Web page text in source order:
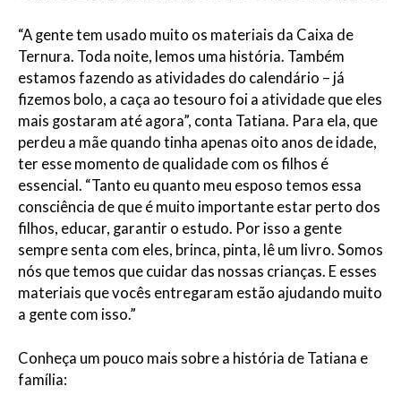
“A gente tem usado muito os materiais da Caixa de
Ternura. Toda noite, lemos uma história. Também
estamos fazendo as atividades do calendário – já
fizemos bolo, a caça ao tesouro foi a atividade que eles
mais gostaram até agora”, conta Tatiana. Para ela, que
perdeu a mãe quando tinha apenas oito anos de idade,
ter esse momento de qualidade com os filhos é
essencial. “Tanto eu quanto meu esposo temos essa
consciência de que é muito importante estar perto dos
filhos, educar, garantir o estudo. Por isso a gente
sempre senta com eles, brinca, pinta, lê um livro. Somos
nós que temos que cuidar das nossas crianças. E esses
materiais que vocês entregaram estão ajudando muito
a gente com isso.”
Conheça um pouco mais sobre a história de Tatiana e
família: